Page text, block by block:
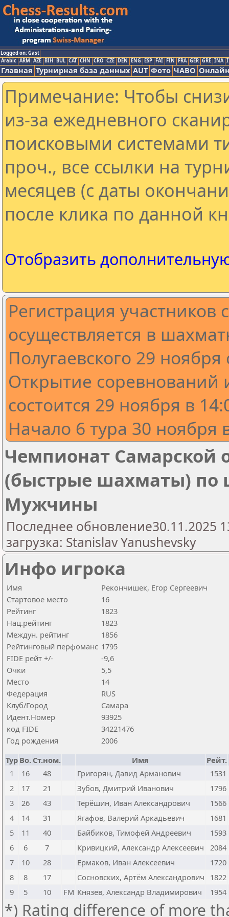
Logged on: Gast
Arabic ARM AZE BIH BUL CAT CHN CRO CZE DEN ENG ESP FAI FIN FRA GER GRE INA
Главная Турнирная база данных AUT Фото ЧАВО
Примечание: Чтобы
из-за ежедневного
поисковыми системами
проч., все ссылки на
месяцев (с даты
после клика по данной
Отобразить
Регистрация участников
осуществляется в
Полугаевского 29 ноября
Открытие соревнований
состоится 29 ноября в
Начало 6 тура 30 ноября
Чемпионат Самарской
(быстрые шахматы) по
Мужчины
Последнее обновление30.11.2025
загрузка: Stanislav Yanushevsky
Инфо игрока
Имя
Рекончишек, Егор Сергеевич
Стартовое место
16
Рейтинг
1823
Нац.рейтинг
1823
Междун. рейтинг
1856
Рейтинговый перфоманс 1795
FIDE рейт +/-
-9,6
Очки
5,5
Место
14
Федерация
RUS
Клуб/Город
Самара
Идент.Номер
93925
код FIDE
34221476
Год рождения
2006
Тур Bo. Ст.ном. Имя Рейт.
1
16 48 Григорян, Давид Арманович
1531
2
17 21 Зубов, Дмитрий Иванович
1796
3
26 43 Терёшин, Иван Александрович
1566
4
14 31 Ягафов, Валерий Аркадьевич
1681
5
11 40 Байбиков, Тимофей Андреевич
1593
6
6 7 Кривицкий, Александр Алексеевич
2084
7
10 28 Ермаков, Иван Алексеевич
1720
8
8 17 Сосновских, Артём Александрович
1822
9
5 10 FM Князев, Александр Владимирович 1954
*) Rating difference of more